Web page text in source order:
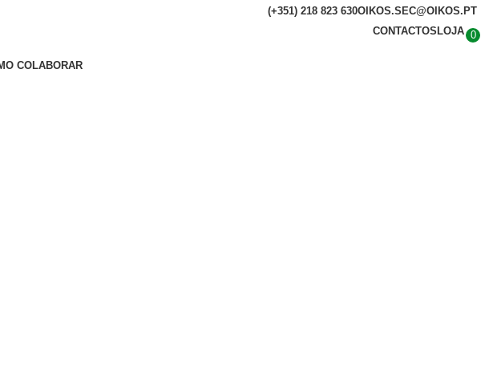
(+351) 218 823 630OIKOS.SEC@OIKOS.PT
CONTACTOS LOJA 0
COLABORAR